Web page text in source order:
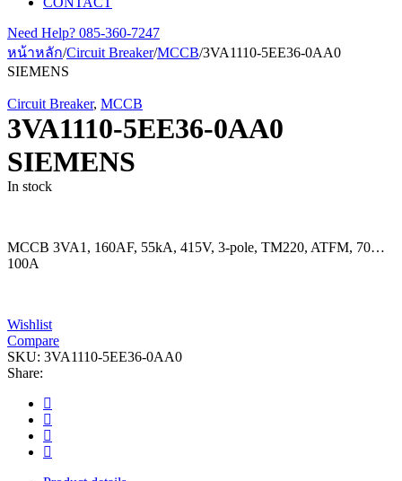
Need Help? 085-360-7247
หน้าหลัก/Circuit Breaker/MCCB/3VA1110-5EE36-0AA0
SIEMENS
Circuit Breaker, MCCB
3VA1110-5EE36-0AA0
SIEMENS
In stock
MCCB 3VA1, 160AF, 55kA, 415V, 3-pole, TM220, ATFM, 70…
100A
Wishlist
Compare
SKU: 3VA1110-5EE36-0AA0
Share: